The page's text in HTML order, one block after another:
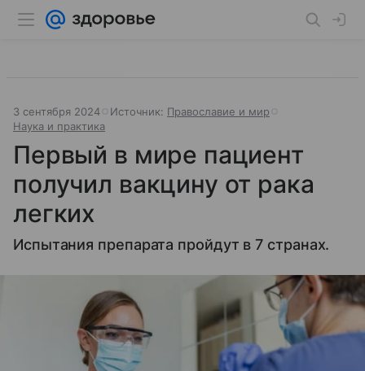
3 сентября 2024 Источник: Православие и мир
Наука и практика
Первый в мире пациент
получил вакцину от рака
легких
Испытания препарата пройдут в 7 странах.